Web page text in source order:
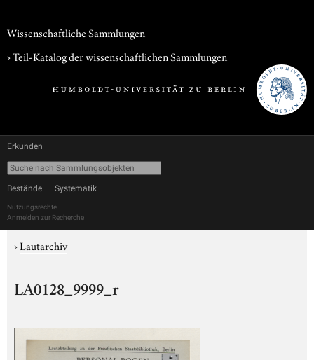
Wissenschaftliche Sammlungen
› Teil-Katalog der wissenschaftlichen Sammlungen
Erkunden
Bestände Systematik
Nutzungsrechte
Anmelden zur Recherche
›Lautarchiv
LA0128_9999_r